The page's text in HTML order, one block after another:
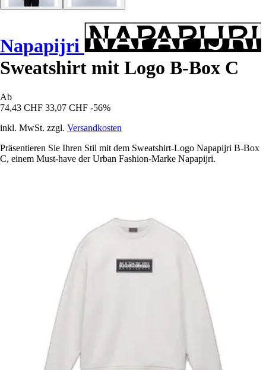
Napapijri
Sweatshirt mit Logo B-Box C
Ab
74,43 CHF 33,07 CHF -56%
inkl. MwSt. zzgl. Versandkosten
Präsentieren Sie Ihren Stil mit dem Sweatshirt-Logo Napapijri B-Box
C, einem Must-have der Urban Fashion-Marke Napapijri.